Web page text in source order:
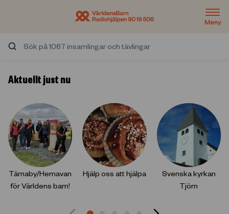
Meny
Sök på insamlingar och tävlingar
Aktuellt just nu
Tärnaby/Hemavan
för Världens barn!
Hjälp oss att hjälpa
Svenska kyrkan
Tjörn